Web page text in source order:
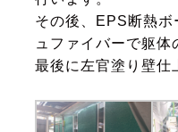
その後、EPS断熱ボ
ュファイバーで躯体
最後に左官塗り壁仕